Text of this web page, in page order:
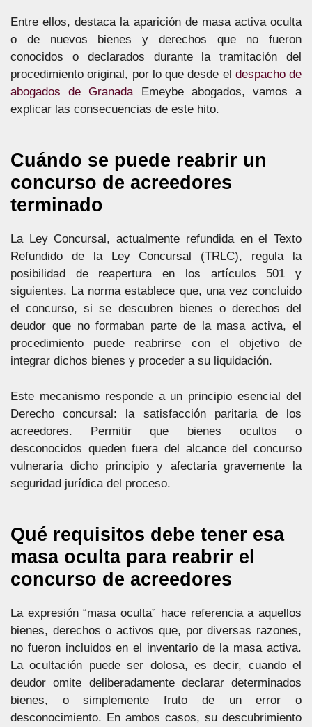
Entre ellos, destaca la aparición de masa activa oculta
o de nuevos bienes y derechos que no fueron
conocidos o declarados durante la tramitación del
procedimiento original, por lo que desde el despacho de
abogados de Granada Emeybe abogados, vamos a
explicar las consecuencias de este hito.
Cuándo se puede reabrir un
concurso de acreedores
terminado
La Ley Concursal, actualmente refundida en el Texto
Refundido de la Ley Concursal (TRLC), regula la
posibilidad de reapertura en los artículos 501 y
siguientes. La norma establece que, una vez concluido
el concurso, si se descubren bienes o derechos del
deudor que no formaban parte de la masa activa, el
procedimiento puede reabrirse con el objetivo de
integrar dichos bienes y proceder a su liquidación.
Este mecanismo responde a un principio esencial del
Derecho concursal: la satisfacción paritaria de los
acreedores. Permitir que bienes ocultos o
desconocidos queden fuera del alcance del concurso
vulneraría dicho principio y afectaría gravemente la
seguridad jurídica del proceso.
Qué requisitos debe tener esa
masa oculta para reabrir el
concurso de acreedores
La expresión “masa oculta” hace referencia a aquellos
bienes, derechos o activos que, por diversas razones,
no fueron incluidos en el inventario de la masa activa.
La ocultación puede ser dolosa, es decir, cuando el
deudor omite deliberadamente declarar determinados
bienes, o simplemente fruto de un error o
desconocimiento. En ambos casos, su descubrimiento